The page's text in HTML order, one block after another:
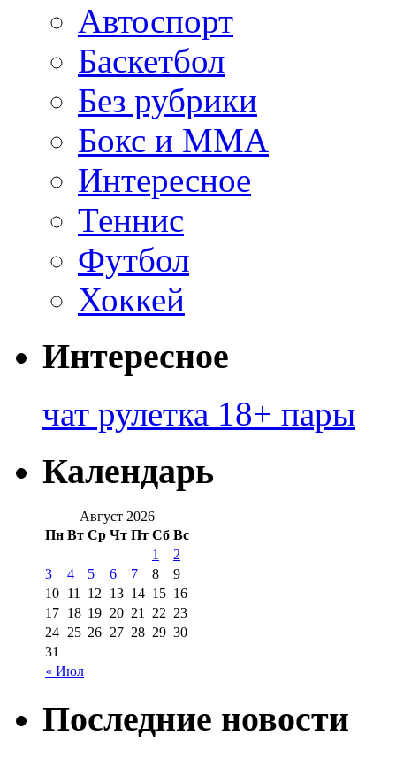
Автоспорт
Баскетбол
Без рубрики
Бокс и ММА
Интересное
Теннис
Футбол
Хоккей
Интересное
чат рулетка 18+ пары
Календарь
Август 2026
Пн Вт Ср Чт Пт Сб Вс
« Июл
1
2
3
4 5 6 7 8
9
10 11 12 13 14 15 16
17 18 19 20 21 22 23
24 25 26 27 28 29 30
31
Последние новости